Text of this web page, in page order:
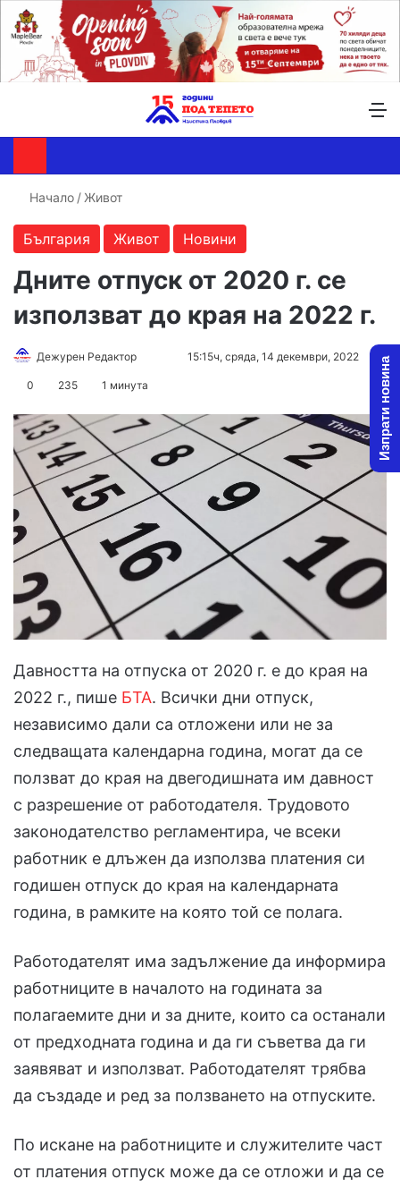
Начало / Живот
България Живот Новини
Дните отпуск от 2020 г. се
използват до края на 2022 г.
Дежурен Редактор
Send15:15ч, сряда, 14 декември, 2022
0 235 1 минута
Давността на отпуска от 2020 г. е до края на
2022 г., пише БТА. Всички дни отпуск,
независимо дали са отложени или не за
следващата календарна година, могат да се
ползват до края на двегодишната им давност
с разрешение от работодателя. Трудовото
законодателство регламентира, че всеки
работник е длъжен да използва платения си
годишен отпуск до края на календарната
година, в рамките на която той се полага.
Работодателят има задължение да информира
работниците в началото на годината за
полагаемите дни и за дните, които са останали
от предходната година и да ги съветва да ги
заявяват и използват. Работодателят трябва
да създаде и ред за ползването на отпуските.
По искане на работниците и служителите част
от платения отпуск може да се отложи и да се
Изпрати новина